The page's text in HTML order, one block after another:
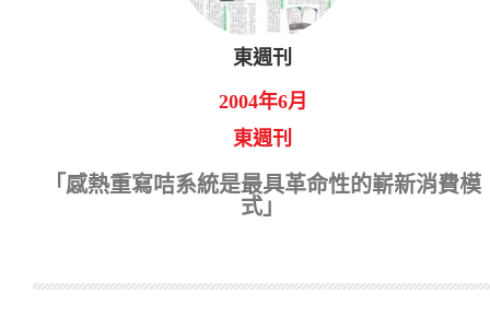
東週刊
2004年6月
東週刊
「感熱重寫咭系統是最具革命性的嶄新消費模
式」